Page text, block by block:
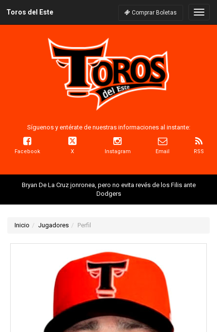
Toros del Este Comprar Boletas
Síguenos y entérate de nuestras informaciones al instante:
Facebook X Instagram Email RSS
Bryan De La Cruz jonronea, pero no evita revés de los Filis ante
Dodgers
Inicio Jugadores Perfil